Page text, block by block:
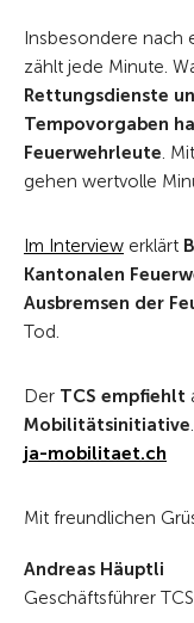
Insbesondere nach
zählt jede Minute.
Rettungsdienste
Tempovorgaben
Feuerwehrleute.
gehen wertvolle
Im Interview erklärt
Kantonalen
Ausbremsen der
Tod.
Der TCS empfiehlt
Mobilitätsinitiative
ja-mobilitaet.ch
Mit freundlichen
Andreas Häuptli
Geschäftsführer